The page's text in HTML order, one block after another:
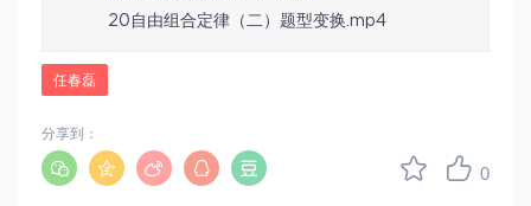
20自由组合定律（二）题型变换.mp4
任春磊
0
分享到：